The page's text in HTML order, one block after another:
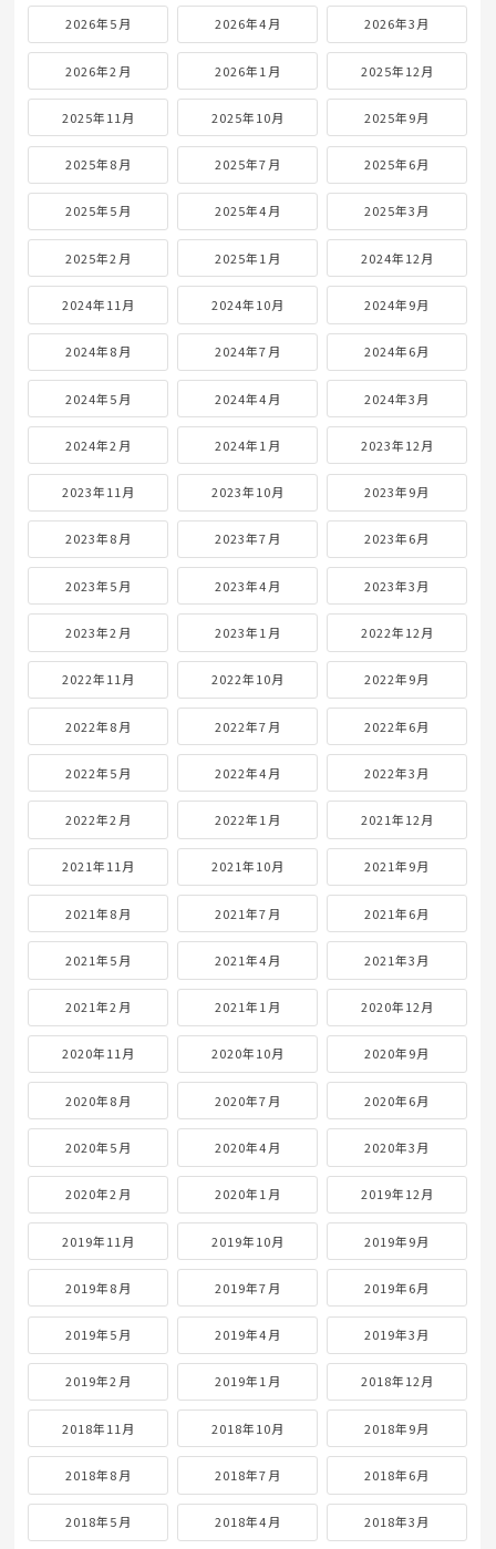
2026年5月 2026年4月 2026年3月
2026年2月 2026年1月 2025年12月
2025年11月 2025年10月 2025年9月
2025年8月 2025年7月 2025年6月
2025年5月 2025年4月 2025年3月
2025年2月 2025年1月 2024年12月
2024年11月 2024年10月 2024年9月
2024年8月 2024年7月 2024年6月
2024年5月 2024年4月 2024年3月
2024年2月 2024年1月 2023年12月
2023年11月 2023年10月 2023年9月
2023年8月 2023年7月 2023年6月
2023年5月 2023年4月 2023年3月
2023年2月 2023年1月 2022年12月
2022年11月 2022年10月 2022年9月
2022年8月 2022年7月 2022年6月
2022年5月 2022年4月 2022年3月
2022年2月 2022年1月 2021年12月
2021年11月 2021年10月 2021年9月
2021年8月 2021年7月 2021年6月
2021年5月 2021年4月 2021年3月
2021年2月 2021年1月 2020年12月
2020年11月 2020年10月 2020年9月
2020年8月 2020年7月 2020年6月
2020年5月 2020年4月 2020年3月
2020年2月 2020年1月 2019年12月
2019年11月 2019年10月 2019年9月
2019年8月 2019年7月 2019年6月
2019年5月 2019年4月 2019年3月
2019年2月 2019年1月 2018年12月
2018年11月 2018年10月 2018年9月
2018年8月 2018年7月 2018年6月
2018年5月 2018年4月 2018年3月